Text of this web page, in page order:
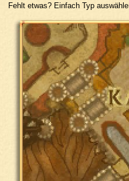
Fehlt etwas? Einfach Typ